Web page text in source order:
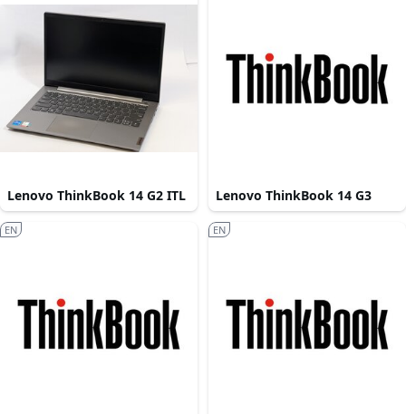
Lenovo ThinkBook 14 G2 ITL Lenovo ThinkBook 14 G3
EN EN